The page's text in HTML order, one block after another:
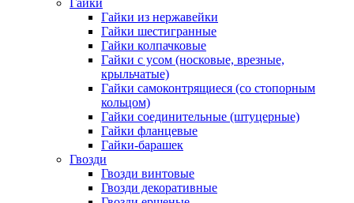
Гайки
Гайки из нержавейки
Гайки шестигранные
Гайки колпачковые
Гайки с усом (носковые, врезные,
крыльчатые)
Гайки самоконтрящиеся (со стопорным
кольцом)
Гайки соединительные (штуцерные)
Гайки фланцевые
Гайки-барашек
Гвозди
Гвозди винтовые
Гвозди декоративные